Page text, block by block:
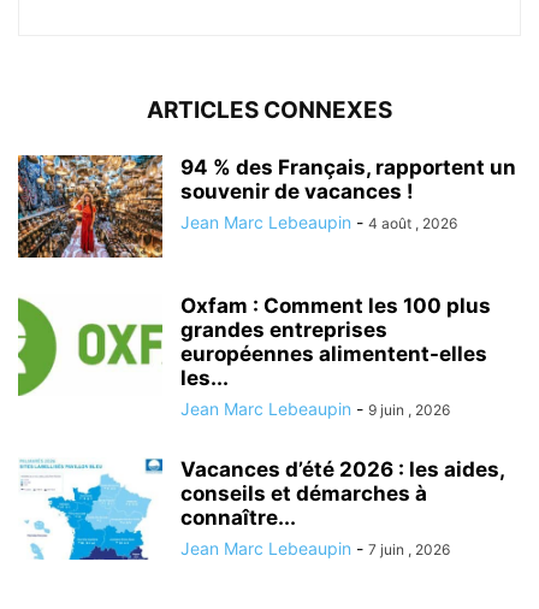
ARTICLES CONNEXES
94 % des Français, rapportent un
souvenir de vacances !
Jean Marc Lebeaupin - 4 août , 2026
Oxfam : Comment les 100 plus
grandes entreprises
européennes alimentent-elles
les...
Jean Marc Lebeaupin - 9 juin , 2026
Vacances d’été 2026 : les aides,
conseils et démarches à
connaître...
Jean Marc Lebeaupin - 7 juin , 2026